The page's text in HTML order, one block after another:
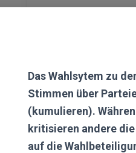
Das Wahlsytem zu
Stimmen über
(kumulieren).
kritisieren andere
auf die